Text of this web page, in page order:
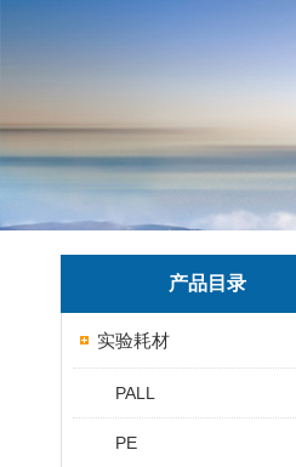
产品目录
实验耗材
PALL
PE